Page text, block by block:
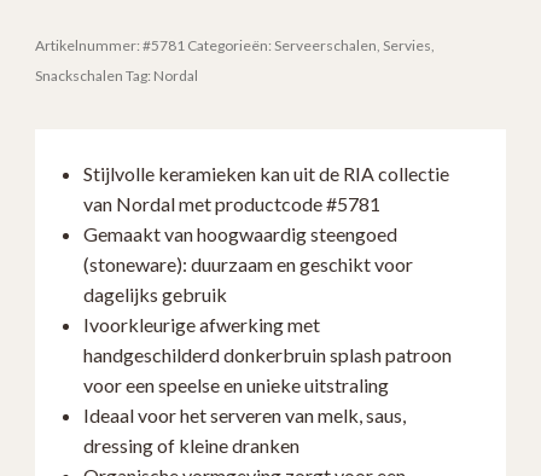
met
Splash
#5781
Keramiek
Scandinavisch
Design
aantal
Artikelnummer:#5781 Categorieën: Serveerschalen Servies
Snackschalen Tag: Nordal
Stijlvolle keramieken kan uit de RIA collectie
van Nordal met productcode #5781
Gemaakt van hoogwaardig steengoed
(stoneware): duurzaam en geschikt voor
dagelijks gebruik
Ivoorkleurige afwerking met
handgeschilderd donkerbruin splash patroon
voor een speelse en unieke uitstraling
Ideaal voor het serveren van melk, saus,
dressing of kleine dranken